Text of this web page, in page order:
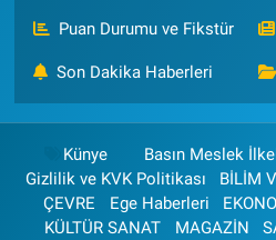
Puan Durumu ve Fikstür
Son Dakika Haberleri
Künye Basın Meslek
Gizlilik ve KVK Politikası
BİLİM
ÇEVRE
Ege Haberleri
KÜLTÜR SANAT
MAGAZİN